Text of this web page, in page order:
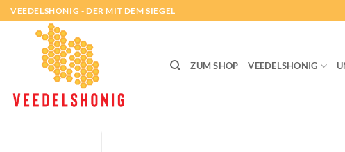
Zum
Inhalt
VEEDELSHONIG - DER MIT DEM SIEGEL
ZUM SHOP VEEDELSHONIG